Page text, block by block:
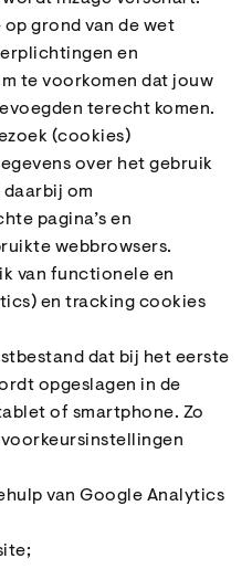
grond van de wet
en
te voorkomen dat jouw
terecht komen.
(cookies)
over het gebruik
daarbij om
pagina’s en
webbrowsers.
van functionele en
en tracking cookies
dat bij het eerste
opgeslagen in de
of smartphone. Zo
van Google Analytics